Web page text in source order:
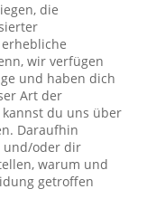
die
wir verfügen
und haben dich
Art der
du uns über
Daraufhin
und/oder dir
warum und
getroffen